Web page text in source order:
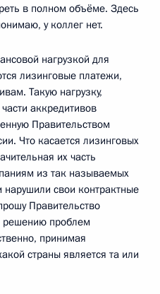
в полном объёме. Здесь
у коллег нет.
нагрузкой для
лизинговые платежи,
Такую нагрузку,
аккредитивов
Правительством
Что касается лизинговых
их часть
из так называемых
нарушили свои контрактные
Правительство
решению проблем
принимая
страны является та или